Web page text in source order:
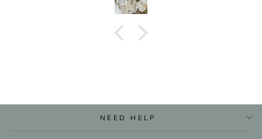
NEED HELP